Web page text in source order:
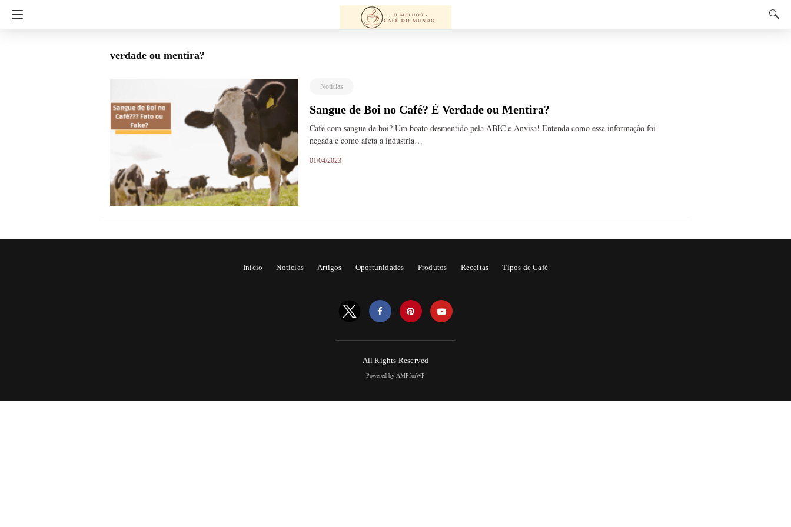
verdade ou mentira?
Notícias
Sangue de Boi no Café? É Verdade ou Mentira?
Café com sangue de boi? Um boato desmentido pela ABIC e Anvisa! Entenda como essa informação foi
negada e como afeta a indústria…
01/04/2023
Início Notícias Artigos Oportunidades Produtos Receitas Tipos de Café
All Rights Reserved
Powered by AMPforWP